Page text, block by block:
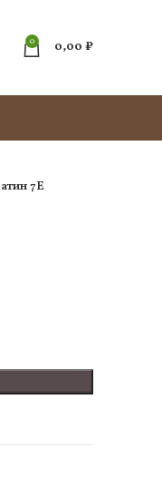
0 0,00 ₽
7Е